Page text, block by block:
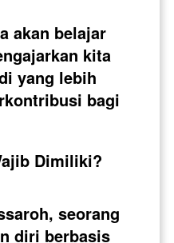
akan belajar
kita
yang lebih
bagi
Dimiliki?
seorang
diri berbasis